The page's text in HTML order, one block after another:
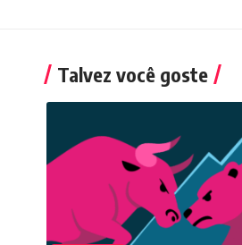
Talvez você goste